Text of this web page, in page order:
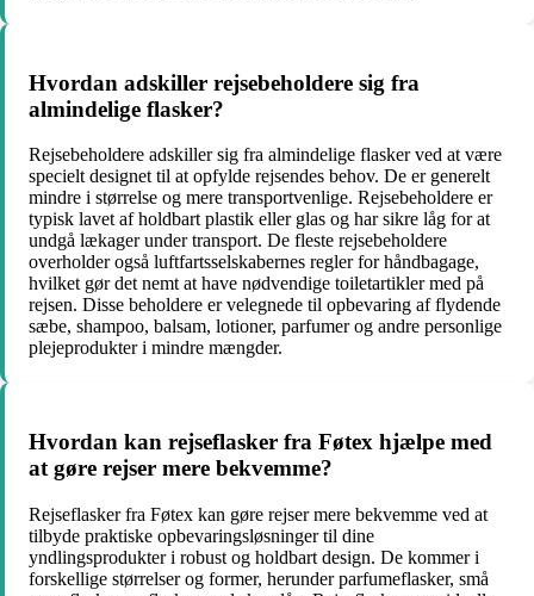
Hvordan adskiller rejsebeholdere sig fra
almindelige flasker?
Rejsebeholdere adskiller sig fra almindelige flasker ved at være
specielt designet til at opfylde rejsendes behov. De er generelt
mindre i størrelse og mere transportvenlige. Rejsebeholdere er
typisk lavet af holdbart plastik eller glas og har sikre låg for at
undgå lækager under transport. De fleste rejsebeholdere
overholder også luftfartsselskabernes regler for håndbagage,
hvilket gør det nemt at have nødvendige toiletartikler med på
rejsen. Disse beholdere er velegnede til opbevaring af flydende
sæbe, shampoo, balsam, lotioner, parfumer og andre personlige
plejeprodukter i mindre mængder.
Hvordan kan rejseflasker fra Føtex hjælpe med
at gøre rejser mere bekvemme?
Rejseflasker fra Føtex kan gøre rejser mere bekvemme ved at
tilbyde praktiske opbevaringsløsninger til dine
yndlingsprodukter i robust og holdbart design. De kommer i
forskellige størrelser og former, herunder parfumeflasker, små